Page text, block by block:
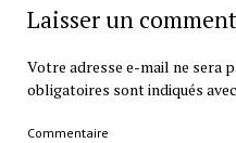
Laisser un
Votre adresse e-mail ne sera
obligatoires sont indiqués avec
Commentaire